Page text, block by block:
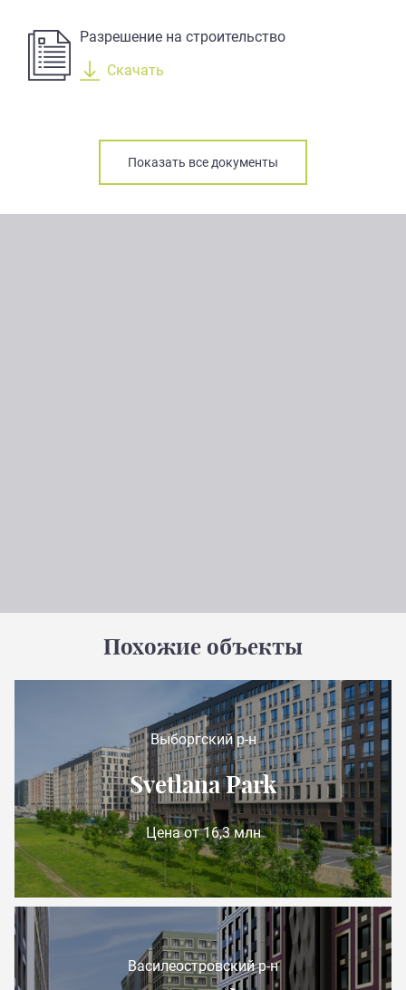
Разрешение на строительство
Скачать
Показать все документы
Похожие объекты
Выборгский р-н
Svetlana Park
Цена от 16,3 млн
Василеостровский р-н